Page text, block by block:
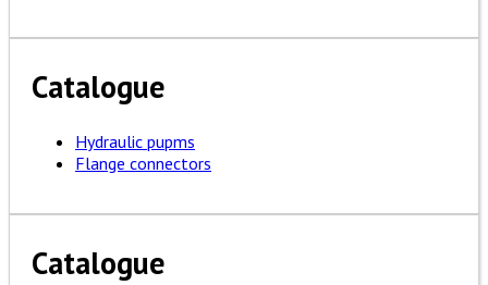
Catalogue
Hydraulic pupms
Flange connectors
Catalogue